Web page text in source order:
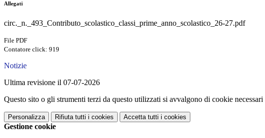
Allegati
circ._n._493_Contributo_scolastico_classi_prime_anno_scolastico_26-27.pdf
File PDF
Contatore click: 919
Notizie
Ultima revisione il 07-07-2026
Questo sito o gli strumenti terzi da questo utilizzati si avvalgono di cookie
Personalizza Rifiuta tutti i cookies Accetta tutti i cookies
Gestione cookie